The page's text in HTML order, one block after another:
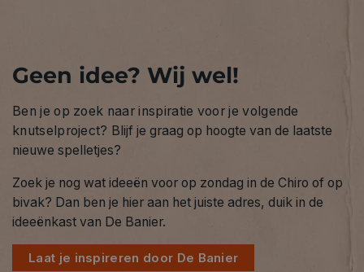
Geen idee? Wij wel!
Ben je op zoek naar inspiratie voor je volgende
knutselproject? Blijf je graag op hoogte van de laatste
nieuwe spelletjes?
Zoek je nog wat ideeën voor op zondag in de Chiro of op
bivak? Dan ben je hier aan het juiste adres, duik in de
ideeënkast van De Banier.
Laat je inspireren door De Banier